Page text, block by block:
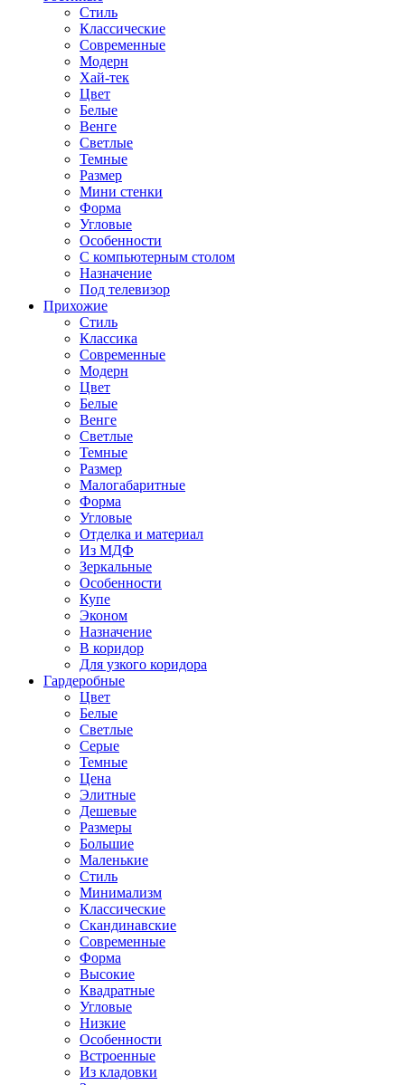
Стиль
Классические
Современные
Модерн
Хай-тек
Цвет
Белые
Венге
Светлые
Темные
Размер
Мини стенки
Форма
Угловые
Особенности
С компьютерным столом
Назначение
Под телевизор
Прихожие
Стиль
Классика
Современные
Модерн
Цвет
Белые
Венге
Светлые
Темные
Размер
Малогабаритные
Форма
Угловые
Отделка и материал
Из МДФ
Зеркальные
Особенности
Купе
Эконом
Назначение
В коридор
Для узкого коридора
Гардеробные
Цвет
Белые
Светлые
Серые
Темные
Цена
Элитные
Дешевые
Размеры
Большие
Маленькие
Стиль
Минимализм
Классические
Скандинавские
Современные
Форма
Высокие
Квадратные
Угловые
Низкие
Особенности
Встроенные
Из кладовки